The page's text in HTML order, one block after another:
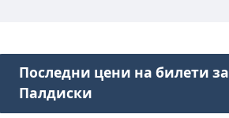
Последни цени на билети за
Палдиски